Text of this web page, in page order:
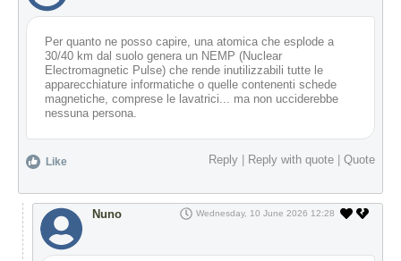
Per quanto ne posso capire, una atomica che esplode a
30/40 km dal suolo genera un NEMP (Nuclear
Electromagnetic Pulse) che rende inutilizzabili tutte le
apparecchiature informatiche o quelle contenenti schede
magnetiche, comprese le lavatrici... ma non ucciderebbe
nessuna persona.
Like Reply Reply with quote Quote
Nuno Wednesday, 10 June 2026 12:28